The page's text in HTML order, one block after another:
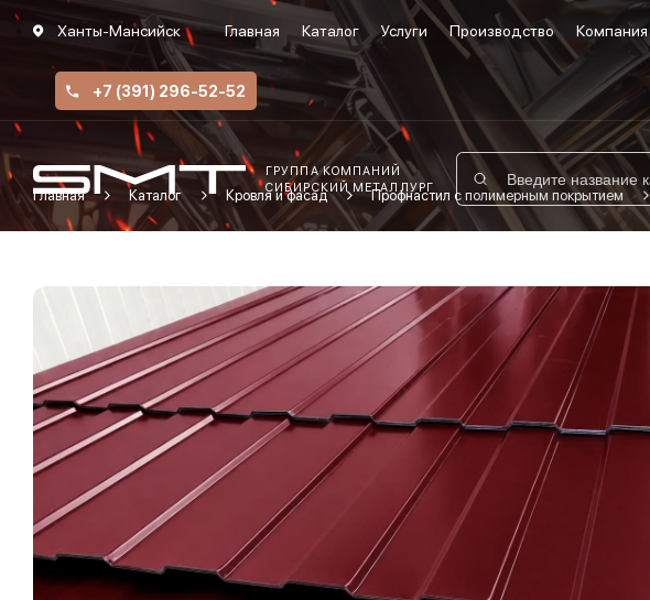
Ханты-Мансийск Главная Каталог Услуги Производство Компания
+7 (391) 296-52-52
ГРУППА КОМПАНИЙ
СИБИРСКИЙ МЕТАЛЛУРГ
Главная Каталог Кровля и фасад Профнастил с полимерным покрытием